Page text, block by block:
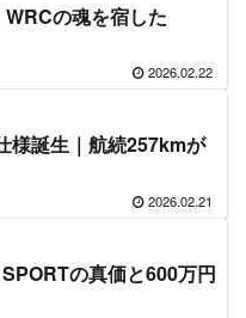
の魂を宿した
2026.02.22
様誕生｜航続257kmが
2026.02.21
の真価と600万円